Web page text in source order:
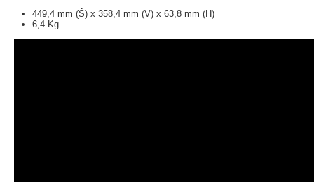
449,4 mm (Š) x 358,4 mm (V) x 63,8 mm (H)
6,4 Kg